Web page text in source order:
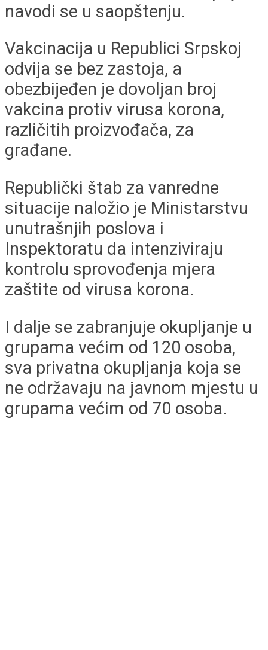
navodi se u saopštenju.
Vakcinacija u Republici Srpskoj
odvija se bez zastoja, a
obezbijeđen je dovoljan broj
vakcina protiv virusa korona,
različitih proizvođača, za
građane.
Republički štab za vanredne
situacije naložio je Ministarstvu
unutrašnjih poslova i
Inspektoratu da intenziviraju
kontrolu sprovođenja mjera
zaštite od virusa korona.
I dalje se zabranjuje okupljanje u
grupama većim od 120 osoba,
sva privatna okupljanja koja se
ne održavaju na javnom mjestu u
grupama većim od 70 osoba.